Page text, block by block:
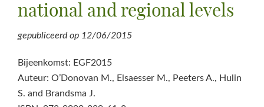
national and regional levels
gepubliceerd op 12/06/2015
Bijeenkomst: EGF2015
Auteur: O’Donovan M., Elsaesser M., Peeters A., Hulin
S. and Brandsma J.